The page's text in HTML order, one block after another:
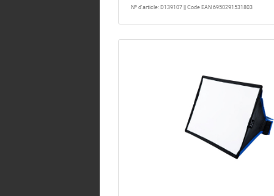
Nº d'article: D139107 || Code EAN 6950291531803